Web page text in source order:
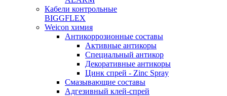
Кабели контрольные
BIGGFLEX
Weicon химия
Антикоррозионные составы
Активные антикоры
Специальный антикор
Декоративные антикоры
Цинк спрей - Zinc Spray
Смазывающие составы
Адгезивный клей-спрей